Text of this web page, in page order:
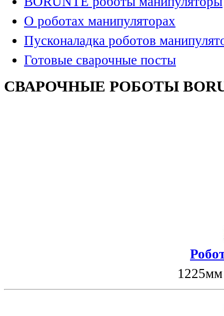
О роботах манипуляторах
Пусконаладка роботов
Готовые сварочные посты
СВАРОЧНЫЕ РОБОТЫ